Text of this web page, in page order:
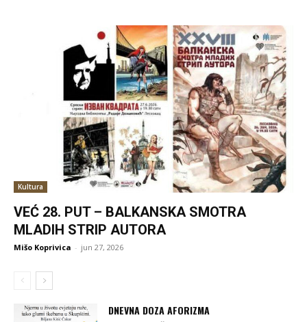
Kultura
VEĆ 28. PUT – BALKANSKA SMOTRA
MLADIH STRIP AUTORA
Mišo Koprivica - jun 27, 2026
DNEVNA DOZA AFORIZMA